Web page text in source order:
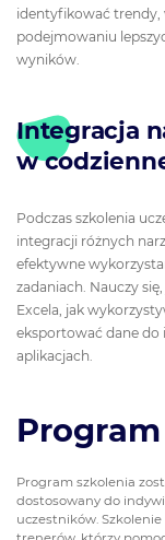
identyfikować trendy,
podejmowaniu
wyników.
Integracja
w
Podczas szkolenia
integracji różnych
efektywne
zadaniach. Nauczy
Excela, jak
eksportować dane
aplikacjach.
Program szkolenia
dostosowany do
uczestników.